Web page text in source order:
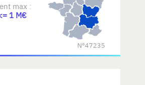
max :
1 M€
N°47235